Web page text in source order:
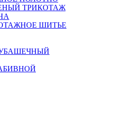
ТРИКОТАЖ
ШИТЬЕ